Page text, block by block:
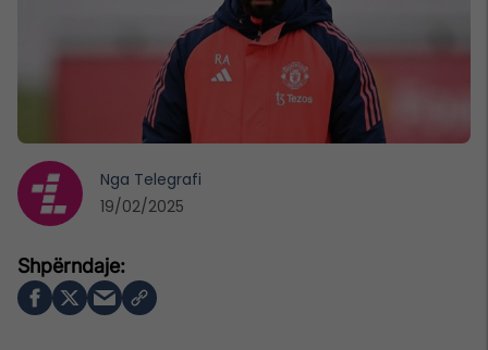
Nga Telegrafi
19/02/2025